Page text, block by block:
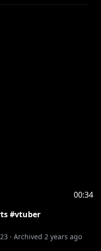
伝わるといいな～！と
ゃうかも！
の横にバッチが付きま
00:34
#vtuber
· Archived 2 years ago